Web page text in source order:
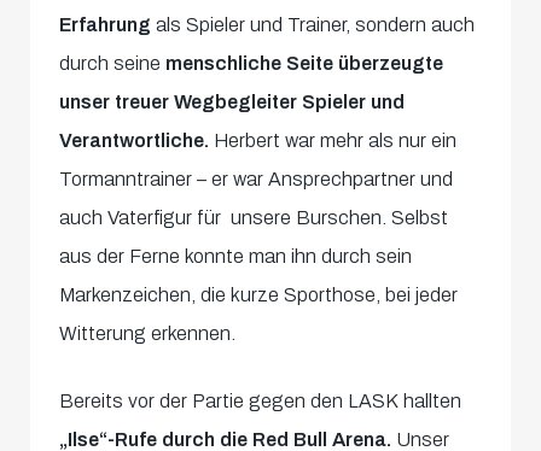
Erfahrungals Spieler und Trainer, sondern auch
durch seine menschliche Seite überzeugte
unser treuer Wegbegleiter Spieler und
Verantwortliche. Herbert war mehr als nur ein
Tormanntrainer – er war Ansprechpartner und
auch Vaterfigur für unsere Burschen. Selbst
aus der Ferne konnte man ihn durch sein
Markenzeichen, die kurze Sporthose, bei jeder
Witterung erkennen.
Bereits vor der Partie gegen den LASK hallten
„Ilse“-Rufe durch die Red Bull Arena. Unser